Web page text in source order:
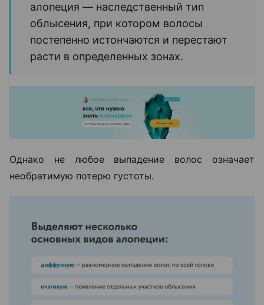
алопеция — наследственный тип
облысения, при котором волосы
постепенно истончаются и перестают
расти в определенных зонах.
Однако не любое выпадение волос означает
необратимую потерю густоты.